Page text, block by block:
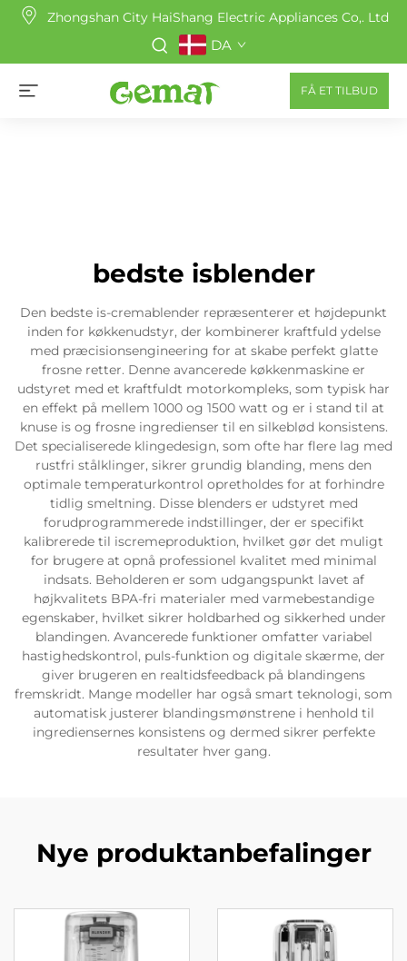
Zhongshan City HaiShang Electric Appliances Co,. Ltd
DA
FÅ ET TILBUD
bedste isblender
Den bedste is-cremablender repræsenterer et højdepunkt
inden for køkkenudstyr, der kombinerer kraftfuld ydelse
med præcisionsengineering for at skabe perfekt glatte
frosne retter. Denne avancerede køkkenmaskine er
udstyret med et kraftfuldt motorkompleks, som typisk har
en effekt på mellem 1000 og 1500 watt og er i stand til at
knuse is og frosne ingredienser til en silkeblød konsistens.
Det specialiserede klingedesign, som ofte har flere lag med
rustfri stålklinger, sikrer grundig blanding, mens den
optimale temperaturkontrol opretholdes for at forhindre
tidlig smeltning. Disse blenders er udstyret med
forudprogrammerede indstillinger, der er specifikt
kalibrerede til iscremeproduktion, hvilket gør det muligt
for brugere at opnå professionel kvalitet med minimal
indsats. Beholderen er som udgangspunkt lavet af
højkvalitets BPA-fri materialer med varmebestandige
egenskaber, hvilket sikrer holdbarhed og sikkerhed under
blandingen. Avancerede funktioner omfatter variabel
hastighedskontrol, puls-funktion og digitale skærme, der
giver brugeren en realtidsfeedback på blandingens
fremskridt. Mange modeller har også smart teknologi, som
automatisk justerer blandingsmønstrene i henhold til
ingrediensernes konsistens og dermed sikrer perfekte
resultater hver gang.
Nye produktanbefalinger